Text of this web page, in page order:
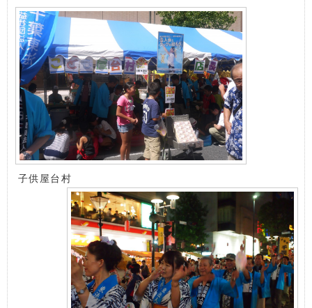
子供屋台村